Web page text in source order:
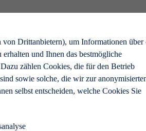
Drittanbietern), um Informationen über
und Ihnen das bestmögliche
zählen Cookies, die für den Betrieb
sowie solche, die wir zur
selbst entscheiden, welche Cookies Sie